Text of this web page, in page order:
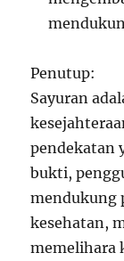
Penutup:
Sayuran
pendekatan
bukti,
mendukung
kesehatan,
memelihara